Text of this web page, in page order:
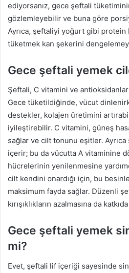
ediyorsanız, gece şeftali
gözlemleyebilir ve buna göre
Ayrıca, şeftaliyi yoğurt gibi protein
tüketmek kan şekerini
Gece şeftali yemek
Şeftali, C vitamini ve antioksidanlar
Gece tüketildiğinde, vücut
destekler, kolajen üretimini
iyileştirebilir. C vitamini, güneş
sağlar ve cilt tonunu eşitler.
içerir; bu da vücutta A vitaminine
hücrelerinin yenilenmesine
cilt kendini onardığı için, bu
maksimum fayda sağlar. Düzenli
kırışıklıkların azalmasına da
Gece şeftali yemek
mi?
Evet, şeftali lif içeriği sayesinde